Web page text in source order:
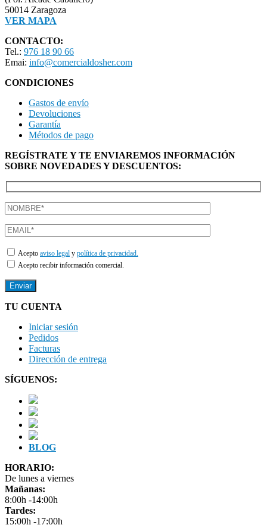
50014 Zaragoza
VER MAPA
CONTACTO:
Tel.: 976 18 90 66
Emai: info@comercialdosher.com
CONDICIONES
Gastos de envío
Devoluciones
Garantía
Métodos de pago
REGÍSTRATE Y TE ENVIAREMOS INFORMACIÓN
SOBRE NOVEDADES Y DESCUENTOS:
Acepto aviso legal y política de privacidad.
Acepto recibir información comercial.
TU CUENTA
Iniciar sesión
Pedidos
Facturas
Dirección de entrega
SÍGUENOS:
BLOG
HORARIO:
De lunes a viernes
Mañanas:
8:00h -14:00h
Tardes:
15:00h -17:00h